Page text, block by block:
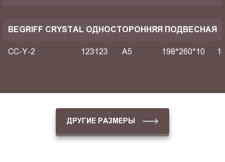
BEGRIFF CRYSTAL ОДНОСТОРОННЯЯ ПОДВЕСНАЯ
CC-Y-2 123123 A5 198*260*10
ДРУГИЕ РАЗМЕРЫ